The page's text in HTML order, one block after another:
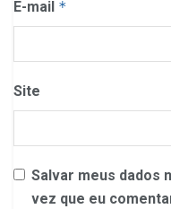
E-mail *
Site
Salvar meus dados
vez que eu